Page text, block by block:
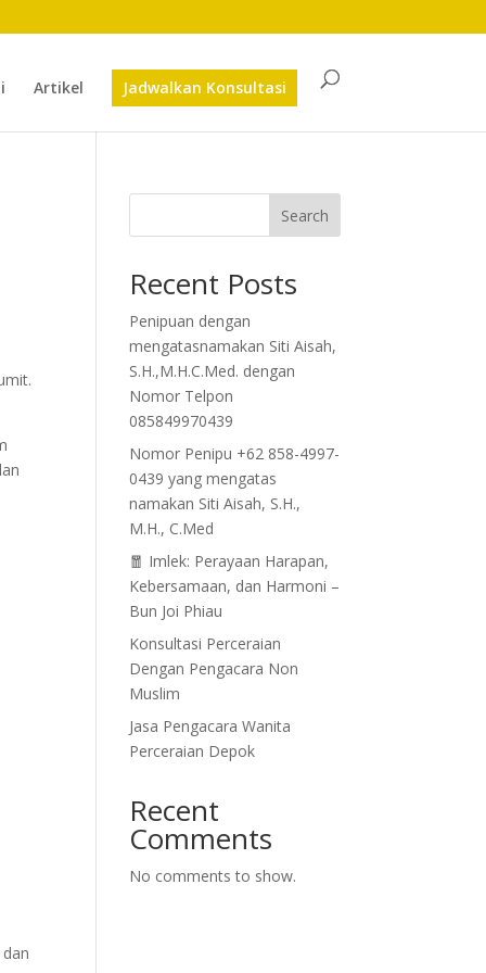
Artikel Jadwalkan Konsultasi
Search
Recent Posts
Penipuan dengan
mengatasnamakan Siti Aisah,
S.H.,M.H.C.Med. dengan
Nomor Telpon
085849970439
Nomor Penipu +62 858-4997-
0439 yang mengatas
namakan Siti Aisah, S.H.,
M.H., C.Med
🧧 Imlek: Perayaan Harapan,
Kebersamaan, dan Harmoni –
Bun Joi Phiau
Konsultasi Perceraian
Dengan Pengacara Non
Muslim
Jasa Pengacara Wanita
Perceraian Depok
Recent
Comments
No comments to show.